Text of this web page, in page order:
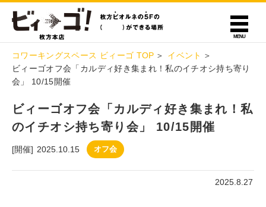
コワーキングスペース ビィーゴ TOP
イベント
ビィーゴオフ会「カルディ好き集まれ！私のイチオシ持ち寄り
会」 10/15開催
ビィーゴオフ会「カルディ好き集まれ！私
のイチオシ持ち寄り会」 10/15開催
[開催] 2025.10.15 オフ会
2025.8.27